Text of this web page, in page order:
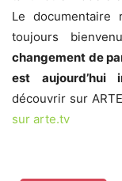
Le documentaire
toujours
changement de
est aujourd’hui
découvrir sur
sur arte.tv